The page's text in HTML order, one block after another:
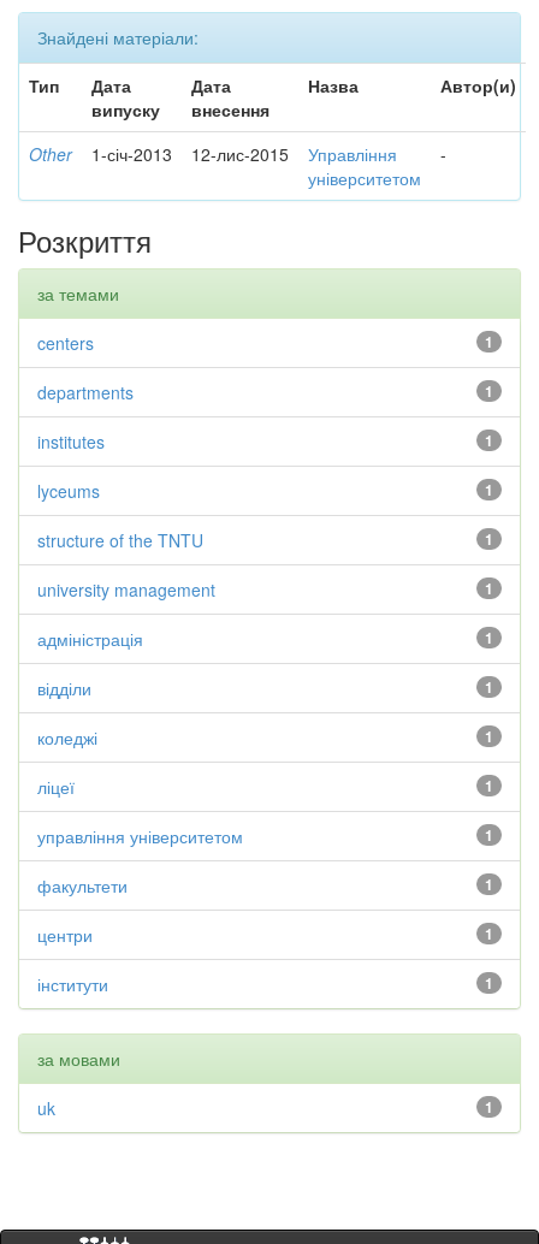
Знайдені матеріали:
Тип
Дата
випуску
Дата
внесення
Назва Автор(и)
Other 1-січ-2013 12-лис-2015
Управління
університетом
-
Розкриття
за темами
1
centers
1
departments
1
institutes
1
lyceums
1
structure of the TNTU
1
university management
1
адміністрація
1
відділи
1
коледжі
1
ліцеї
1
управління університетом
1
факультети
1
центри
1
інститути
за мовами
1
uk